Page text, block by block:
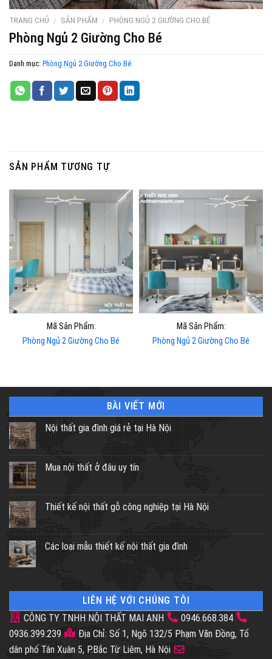
TRANG CHỦ / SẢN PHẨM / PHÒNG NGỦ 2 GIƯỜNG CHO BÉ
Phòng Ngủ 2 Giường Cho Bé
Danh mục: Phòng Ngủ 2 Giường Cho Bé
SẢN PHẨM TƯƠNG TỰ
Mã Sản Phẩm:
Phòng Ngủ 2 Giường Cho Bé
Mã Sản Phẩm:
Phòng Ngủ 2 Giường Cho Bé
BÀI VIẾT MỚI
Nội thất gia đình giá rẻ tại Hà Nội
Mua nội thất ở đâu uy tín
Thiết kế nội thất gỗ công nghiệp tại Hà Nội
Các loại mẫu thiết kế nội thất gia đình
LIÊN HỆ VỚI CHÚNG TÔI
CÔNG TY TNHH NỘI THẤT MAI ANH
0946.668.384
0936.399.239
Địa Chỉ: Số 1, Ngõ 132/5 Phạm Văn Đồng, Tổ
dân phố Tân Xuân 5, P.Bắc Từ Liêm, Hà Nội